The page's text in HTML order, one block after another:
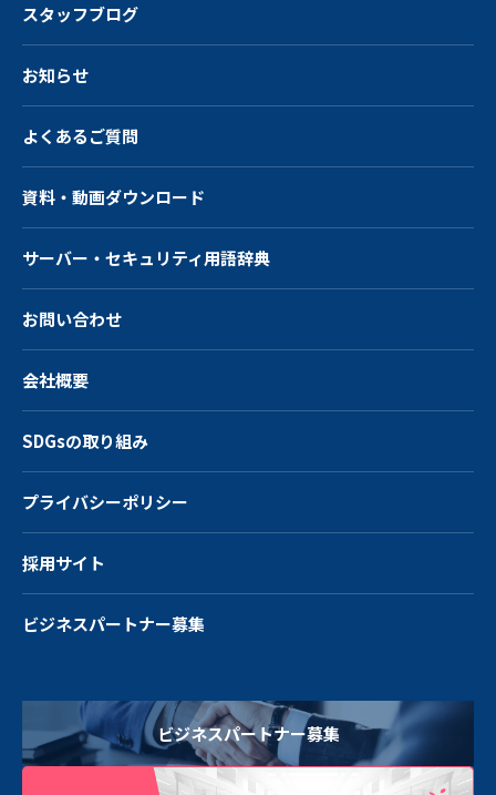
スタッフブログ
お知らせ
よくあるご質問
資料・動画ダウンロード
サーバー・ セキュリティ用語辞典
お問い合わせ
会社概要
SDGsの取り組み
プライバシーポリシー
採用サイト
ビジネスパートナー募集
ビジネスパートナー募集